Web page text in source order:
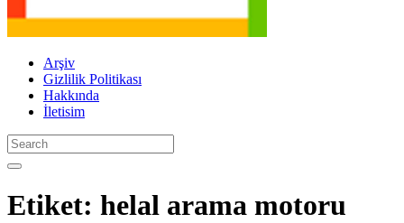
Arşiv
Gizlilik Politikası
Hakkında
İletisim
Etiket: helal arama motoru